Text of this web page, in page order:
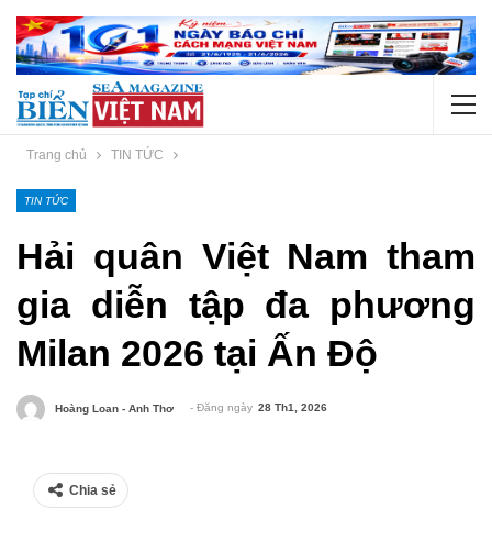
Trang chủ TIN TỨC
TIN TỨC
Hải quân Việt Nam tham
gia diễn tập đa phương
Milan 2026 tại Ấn Độ
Hoàng Loan - Anh Thơ - Đăng ngày 28 Th1, 2026
Chia sẻ